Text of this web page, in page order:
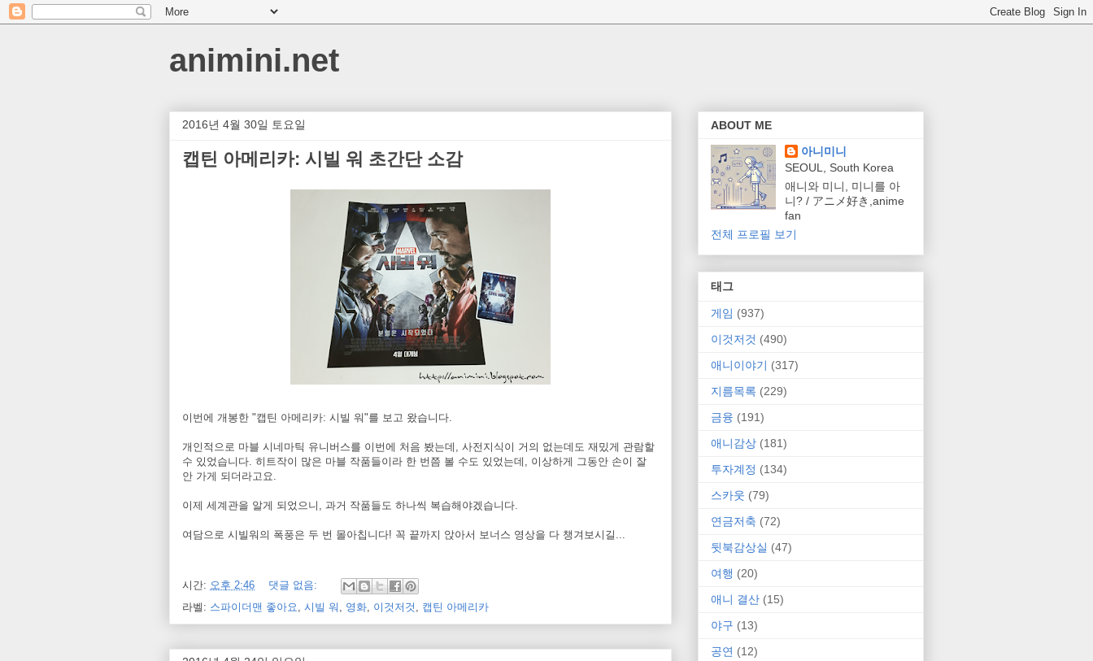
animini.net
2016년 4월 30일 토요일
캡틴 아메리카: 시빌 워 초간단 소감
이번에 개봉한 "캡틴 아메리카: 시빌 워"를 보고 왔습니다.
개인적으로 마블 시네마틱 유니버스를 이번에 처음 봤는데, 사전지식이 거의 없는데도 재밌게 관람할
수 있었습니다. 히트작이 많은 마블 작품들이라 한 번쯤 볼 수도 있었는데, 이상하게 그동안 손이 잘
안 가게 되더라고요.
이제 세계관을 알게 되었으니, 과거 작품들도 하나씩 복습해야겠습니다.
여담으로 시빌워의 폭풍은 두 번 몰아칩니다! 꼭 끝까지 앉아서 보너스 영상을 다 챙겨보시길...
시간: 오후 2:46
댓글 없음:
라벨: 스파이더맨 좋아요, 시빌 워 , 영화, 이것저것 , 캡틴 아메리카
ABOUT ME
아니미니
SEOUL, South Korea
애니와 미니, 미니를 아
니? / アニメ好き,anime
fan
전체 프로필 보기
태그
게임 (937)
이것저것 (490)
애니이야기 (317)
지름목록 (229)
금융 (191)
애니감상 (181)
투자계정 (134)
스카웃 (79)
연금저축 (72)
뒷북감상실 (47)
여행 (20)
애니 결산 (15)
야구 (13)
공연 (12)